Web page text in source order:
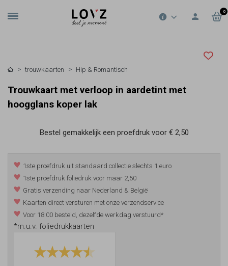
0
trouwkaarten Hip & Romantisch
Trouwkaart met verloop in aardetint met
hoogglans koper lak
Bestel gemakkelijk een proefdruk voor € 2,50
1ste proefdruk uit standaard collectie slechts 1 euro
1ste proefdruk foliedruk voor maar 2,50
Gratis verzending naar Nederland & België
Kaarten direct versturen met onze verzendservice
Voor 18:00 besteld, dezelfde werkdag verstuurd*
*m.u.v. foliedrukkaarten